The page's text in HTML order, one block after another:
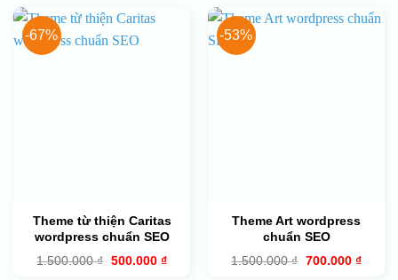
700.000 ₫.
1.500.000 ₫.
là:
-67%
Theme từ thiện Caritas
wordpress chuẩn SEO
1.500.000₫ Giá
500.000 ₫Giá
-53%
Theme Art wordpress
chuẩn SEO
1.500.000₫ Giá
700.000 ₫Giá